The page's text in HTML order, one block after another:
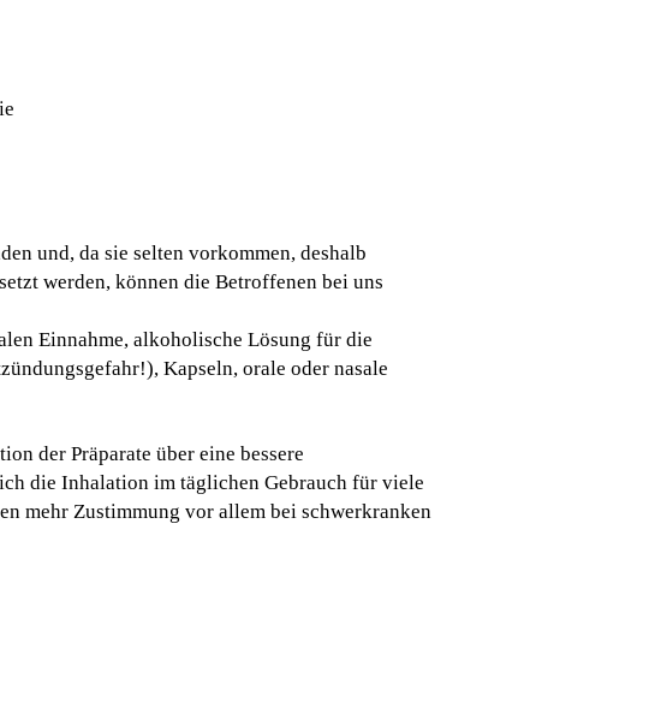
und, da sie selten vorkommen, deshalb
werden, können die Betroffenen bei uns
Einnahme, alkoholische Lösung für die
Kapseln, orale oder nasale
der Präparate über eine bessere
die Inhalation im täglichen Gebrauch für viele
mehr Zustimmung vor allem bei schwerkranken